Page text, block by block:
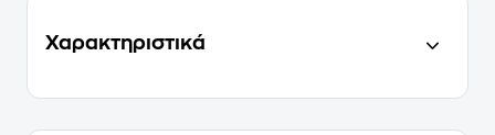
Χαρακτηριστικά